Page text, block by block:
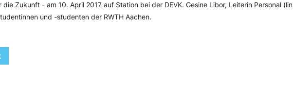
die Zukunft - am 10. April 2017 auf Station bei der DEVK. Gesine Libor, Leiterin Personal
und -studenten der RWTH Aachen.
Beitrag: Auf den Punkt gebracht: 1. Mitgliederworkshop VM4K